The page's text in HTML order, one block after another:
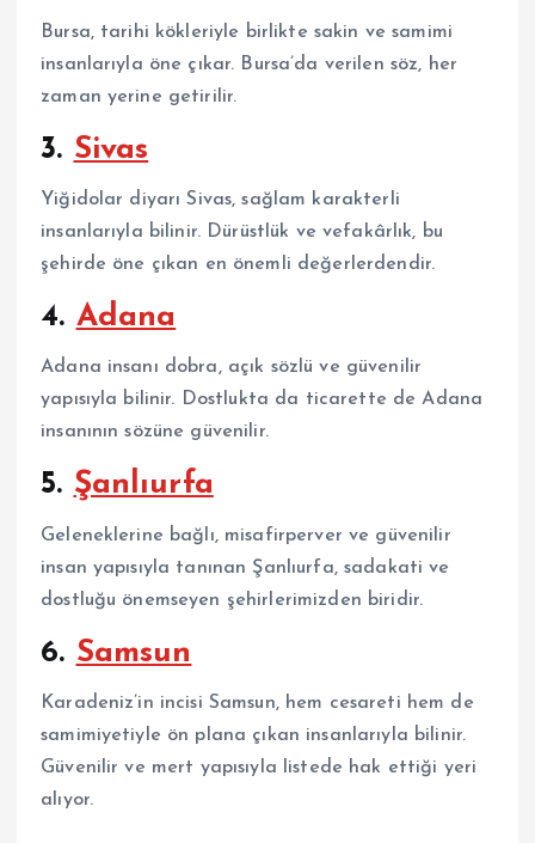
Bursa, tarihi kökleriyle birlikte sakin ve samimi
insanlarıyla öne çıkar. Bursa’da verilen söz, her
zaman yerine getirilir.
3. Sivas
Yiğidolar diyarı Sivas, sağlam karakterli
insanlarıyla bilinir. Dürüstlük ve vefakârlık, bu
şehirde öne çıkan en önemli değerlerdendir.
4. Adana
Adana insanı dobra, açık sözlü ve güvenilir
yapısıyla bilinir. Dostlukta da ticarette de Adana
insanının sözüne güvenilir.
5. Şanlıurfa
Geleneklerine bağlı, misafirperver ve güvenilir
insan yapısıyla tanınan Şanlıurfa, sadakati ve
dostluğu önemseyen şehirlerimizden biridir.
6. Samsun
Karadeniz’in incisi Samsun, hem cesareti hem de
samimiyetiyle ön plana çıkan insanlarıyla bilinir.
Güvenilir ve mert yapısıyla listede hak ettiği yeri
alıyor.